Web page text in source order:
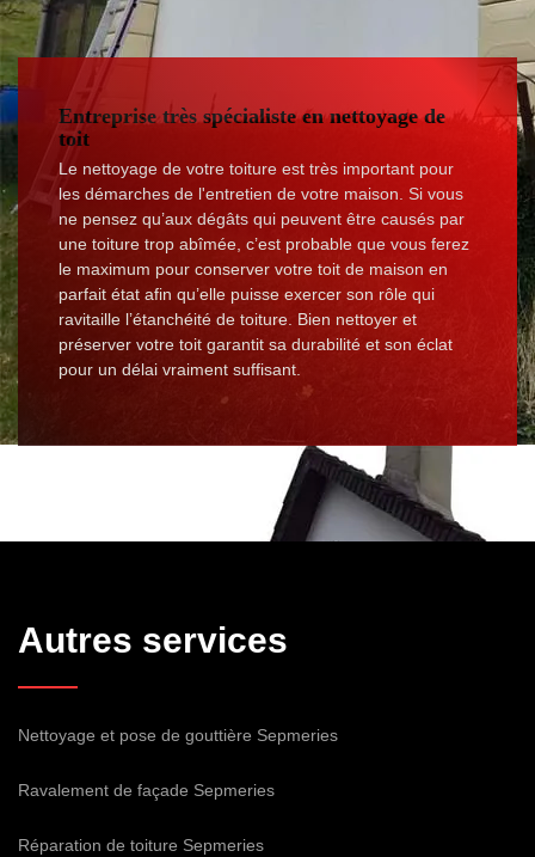
Entreprise très spécialiste en nettoyage de
toit
Le nettoyage de votre toiture est très important pour
les démarches de l'entretien de votre maison. Si vous
ne pensez qu’aux dégâts qui peuvent être causés par
une toiture trop abîmée, c’est probable que vous ferez
le maximum pour conserver votre toit de maison en
parfait état afin qu’elle puisse exercer son rôle qui
ravitaille l’étanchéité de toiture. Bien nettoyer et
préserver votre toit garantit sa durabilité et son éclat
pour un délai vraiment suffisant.
Autres services
Nettoyage et pose de gouttière Sepmeries
Ravalement de façade Sepmeries
Réparation de toiture Sepmeries